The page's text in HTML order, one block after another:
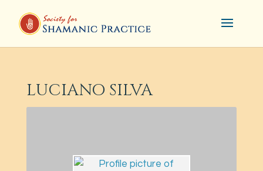
LUCIANO SILVA